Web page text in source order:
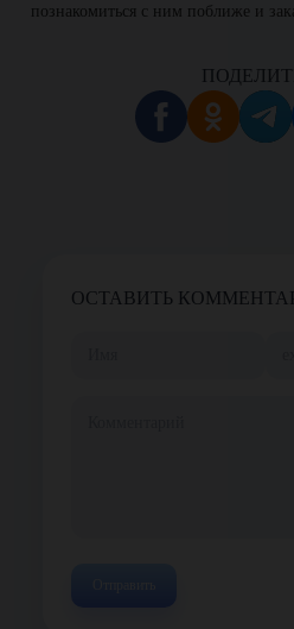
познакомиться с ним поближе и
ОСТАВИТЬ